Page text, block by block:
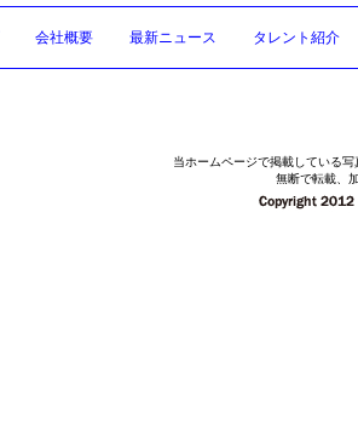
会社概要 最新ニュース タレント紹介
当ホームページで掲載している
無断で転載、